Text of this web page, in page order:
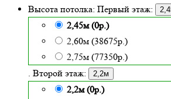
Высота потолка: Первый этаж:
2,45м (0р.)
2,60м (38675р.)
2,75м (77350р.)
. Второй этаж:
2,2м
2,2м (0р.)